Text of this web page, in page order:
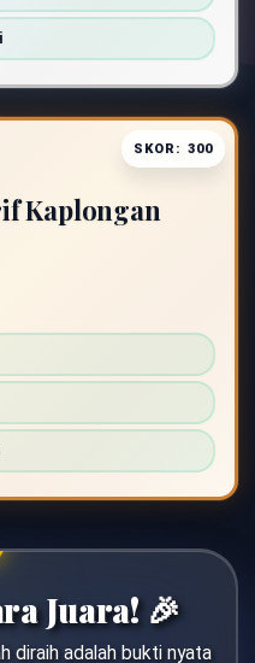
SKOR: 300
Kaplongan
Juara! 🎉
diraih adalah bukti nyata